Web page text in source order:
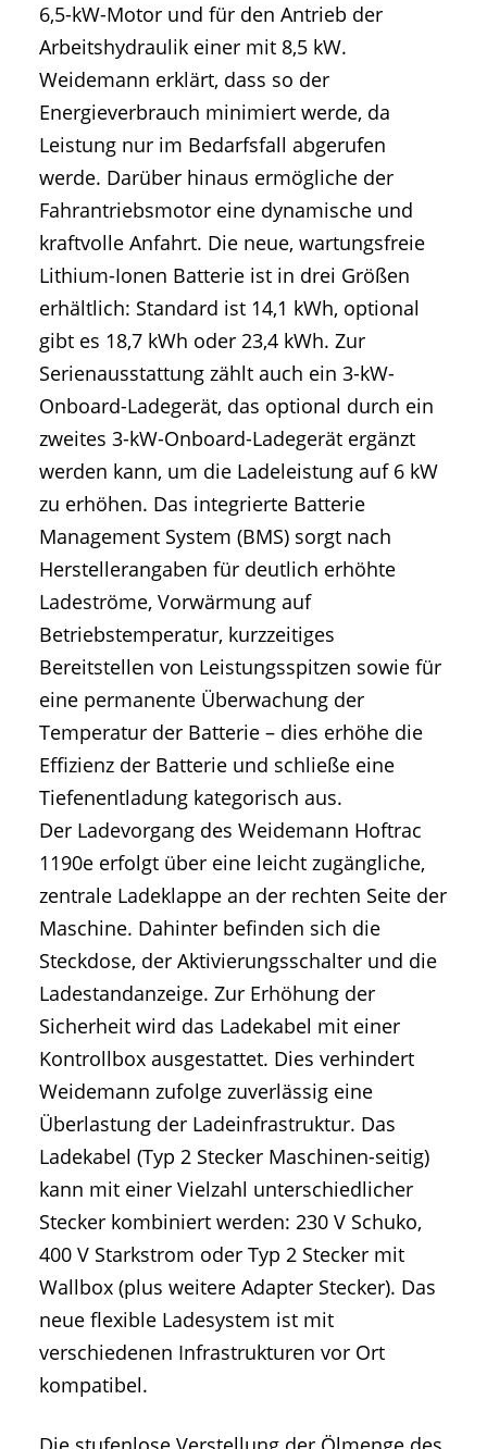
6,5-kW-Motor und für den Antrieb der
Arbeitshydraulik einer mit 8,5 kW.
Weidemann erklärt, dass so der
Energieverbrauch minimiert werde, da
Leistung nur im Bedarfsfall abgerufen
werde. Darüber hinaus ermögliche der
Fahrantriebsmotor eine dynamische und
kraftvolle Anfahrt. Die neue, wartungsfreie
Lithium-Ionen Batterie ist in drei Größen
erhältlich: Standard ist 14,1 kWh, optional
gibt es 18,7 kWh oder 23,4 kWh. Zur
Serienausstattung zählt auch ein 3-kW-
Onboard-Ladegerät, das optional durch ein
zweites 3-kW-Onboard-Ladegerät ergänzt
werden kann, um die Ladeleistung auf 6 kW
zu erhöhen. Das integrierte Batterie
Management System (BMS) sorgt nach
Herstellerangaben für deutlich erhöhte
Ladeströme, Vorwärmung auf
Betriebstemperatur, kurzzeitiges
Bereitstellen von Leistungsspitzen sowie für
eine permanente Überwachung der
Temperatur der Batterie – dies erhöhe die
Effizienz der Batterie und schließe eine
Tiefenentladung kategorisch aus.
Der Ladevorgang des Weidemann Hoftrac
1190e erfolgt über eine leicht zugängliche,
zentrale Ladeklappe an der rechten Seite der
Maschine. Dahinter befinden sich die
Steckdose, der Aktivierungsschalter und die
Ladestandanzeige. Zur Erhöhung der
Sicherheit wird das Ladekabel mit einer
Kontrollbox ausgestattet. Dies verhindert
Weidemann zufolge zuverlässig eine
Überlastung der Ladeinfrastruktur. Das
Ladekabel (Typ 2 Stecker Maschinen-seitig)
kann mit einer Vielzahl unterschiedlicher
Stecker kombiniert werden: 230 V Schuko,
400 V Starkstrom oder Typ 2 Stecker mit
Wallbox (plus weitere Adapter Stecker). Das
neue flexible Ladesystem ist mit
verschiedenen Infrastrukturen vor Ort
kompatibel.